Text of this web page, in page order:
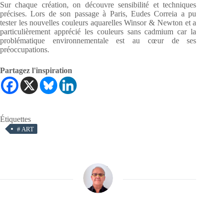
Sur chaque création, on découvre sensibilité et techniques
précises. Lors de son passage à Paris, Eudes Correia a pu
tester les nouvelles couleurs aquarelles Winsor & Newton et a
particulièrement apprécié les couleurs sans cadmium car la
problématique environnementale est au cœur de ses
préoccupations.
Partagez l'inspiration
Étiquettes
#ART